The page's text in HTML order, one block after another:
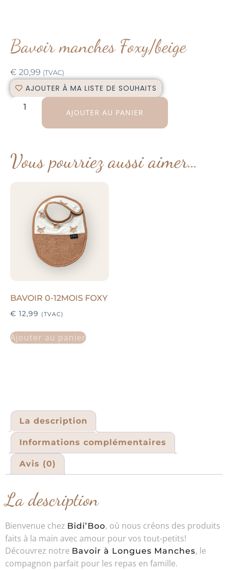
Bavoir manches Foxy/beige
€ 20,99 (TVAC)
AJOUTER À MA LISTE DE SOUHAITS
AJOUTER AU PANIER
Vous pourriez aussi aimer…
BAVOIR 0-12MOIS FOXY
€ 12,99 (TVAC)
Ajouter au panier
La description
Informations complémentaires
Avis (0)
La description
Bienvenue chez Bidi’Boo, où nous créons des produits
faits à la main avec amour pour vos tout-petits!
Découvrez notre Bavoir à Longues Manches, le
compagnon parfait pour les repas en famille.